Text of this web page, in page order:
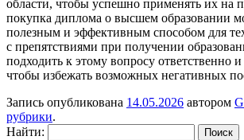
области, чтобы успешно применять их на
покупка диплома о высшем образовании
полезным и эффективным способом для
с препятствиями при получении
подходить к этому вопросу ответственно и
чтобы избежать возможных негативных
Запись опубликована 14.05.2026 автором
рубрики.
Найти: